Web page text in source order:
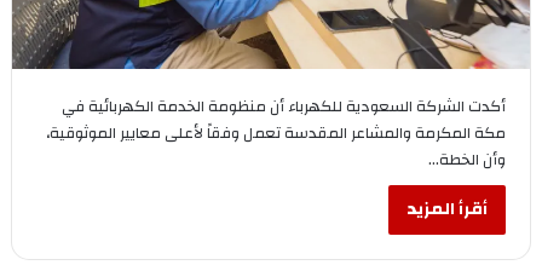
أكدت الشركة السعودية للكهرباء أن منظومة الخدمة الكهربائية في
مكة المكرمة والمشاعر المقدسة تعمل وفقاً لأعلى معايير الموثوقية،
وأن الخطة…
أقرأ المزيد